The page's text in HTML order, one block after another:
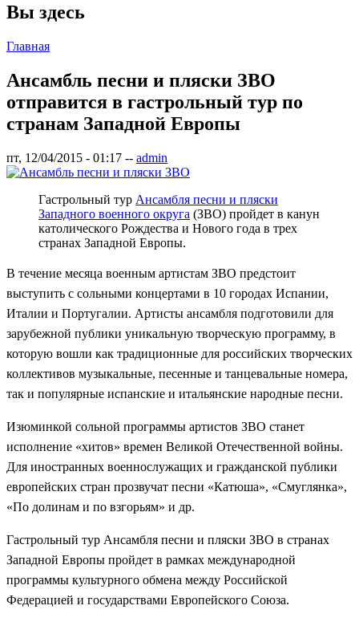
Вы здесь
Главная
Ансамбль песни и пляски ЗВО
отправится в гастрольный тур по
странам Западной Европы
пт, 12/04/2015 - 01:17 -- admin
Гастрольный тур Ансамбля песни и пляски
Западного военного округа (ЗВО) пройдет в канун
католического Рождества и Нового года в трех
странах Западной Европы.
В течение месяца военным артистам ЗВО предстоит
выступить с сольными концертами в 10 городах Испании,
Италии и Португалии. Артисты ансамбля подготовили для
зарубежной публики уникальную творческую программу, в
которую вошли как традиционные для российских творческих
коллективов музыкальные, песенные и танцевальные номера,
так и популярные испанские и итальянские народные песни.
Изюминкой сольной программы артистов ЗВО станет
исполнение «хитов» времен Великой Отечественной войны.
Для иностранных военнослужащих и гражданской публики
европейских стран прозвучат песни «Катюша», «Смуглянка»,
«По долинам и по взгорьям» и др.
Гастрольный тур Ансамбля песни и пляски ЗВО в странах
Западной Европы пройдет в рамках международной
программы культурного обмена между Российской
Федерацией и государствами Европейского Союза.